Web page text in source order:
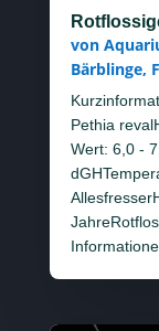
von
Bärblinge,
Pethia
Wert: 6,0 -